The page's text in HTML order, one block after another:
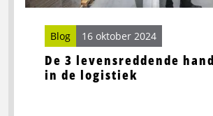
De 3 levensreddende
in de logistiek
Blog 16 oktober 2024